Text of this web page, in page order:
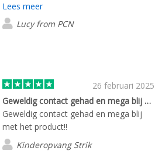
options for every item we requested.
They were also more than happy to
accommodate any changes or
with the overall experience and truly
appreciate their outstanding service.
Lees meer
Lucy from PCN
26 februari 2025
Geweldig contact gehad en mega blij met…
Geweldig contact gehad en mega blij
met het product!!
Kinderopvang Strik